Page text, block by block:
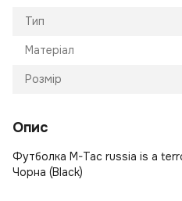
Тип
Матеріал
Розмір
Опис
Футболка M-Tac russia is a
Чорна (Black)